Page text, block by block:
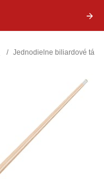
/ Jednodielne biliardové tágo